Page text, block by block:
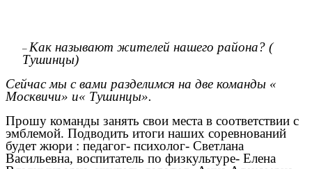
Как называют жителей нашего района? (
Тушинцы)
Сейчас мы с вами разделимся на две команды «
Москвичи» и« Тушинцы».
Прошу команды занять свои места в соответствии с
эмблемой. Подводить итоги наших соревнований
будет жюри : педагог- психолог- Светлана
Васильевна, воспитатель по физкультуре- Елена